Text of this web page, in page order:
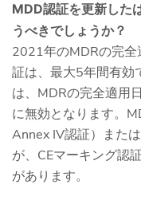
MDD認証を更新した
うべきでしょうか？
2021年のMDRの完
証は、最大5年間有効
は、MDRの完全適用
に無効となります。
Annex IV認証）また
が、CEマーキング認
があります。